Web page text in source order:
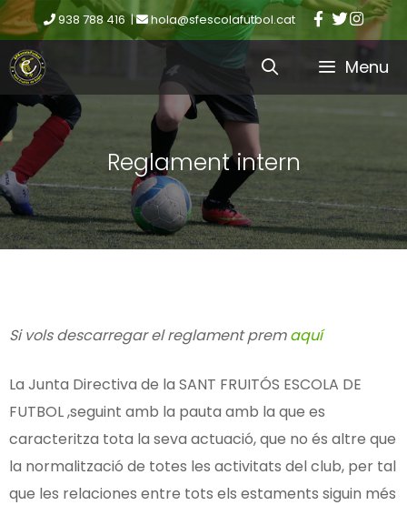
938 788 416 | hola@sfescolafutbol.cat
Menu
Reglament intern
Si vols descarregar el reglament premaquí
La Junta Directiva de la SANT FRUITÓS ESCOLA DE
FUTBOL ,seguint amb la pauta amb la que es
caracteritza tota la seva actuació, que no és altre que
la normalització de totes les activitats del club, per tal
que les relaciones entre tots els estaments siguin més